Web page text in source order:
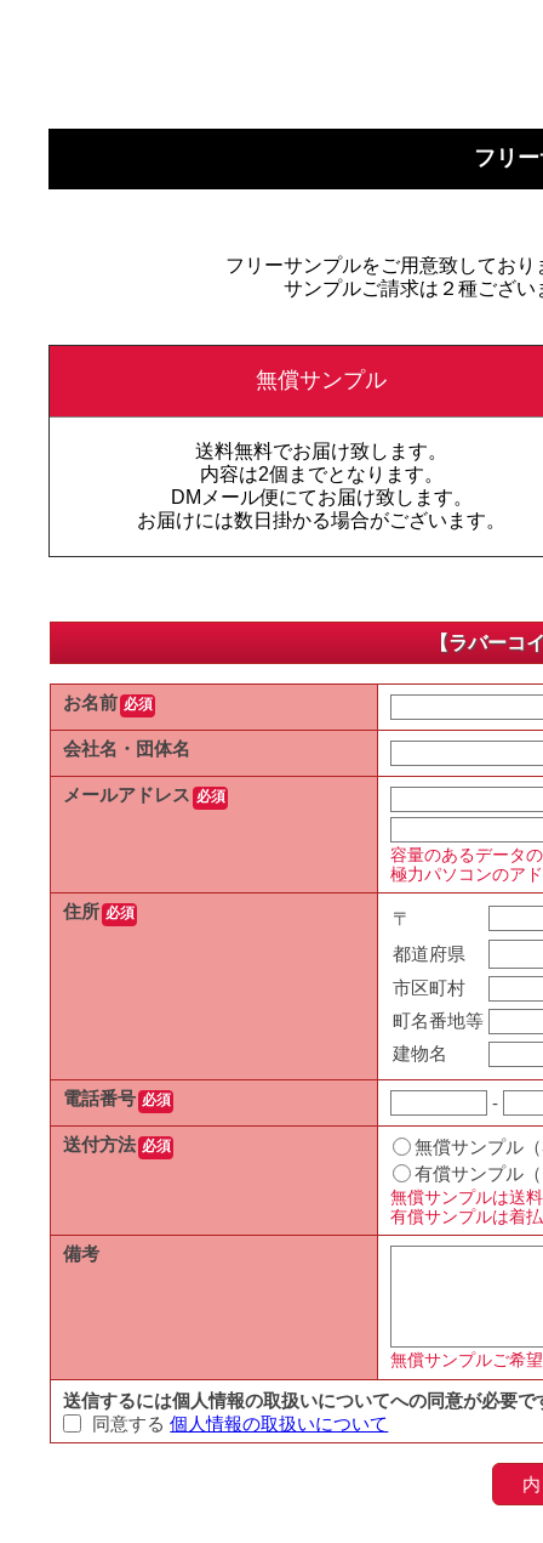
フリ
フリーサンプルをご用意致してお
サンプルご請求は２種ござ
無償サンプル
送料無料でお届け致します。
内容は2個までとなります。
DMメール便にてお届け致します。
お届けには数日掛かる場合がございます。